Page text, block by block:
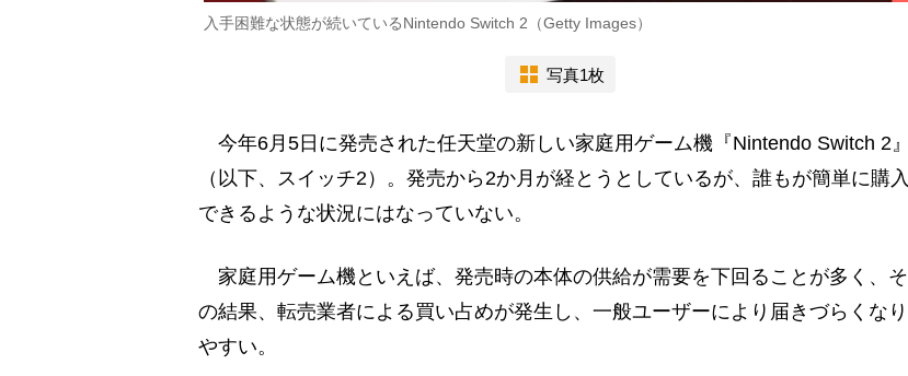
入手困難な状態が続いているNintendo Switch 2（Getty Images）
写真1枚
今年6月5日に発売された任天堂の新しい家庭用ゲーム機『Nintendo Switch 2』
（以下、スイッチ2）。発売から2か月が経とうとしているが、誰もが簡単に購入
できるような状況にはなっていない。
家庭用ゲーム機といえば、発売時の本体の供給が需要を下回ることが多く、そ
の結果、転売業者による買い占めが発生し、一般ユーザーにより届きづらくなり
やすい。